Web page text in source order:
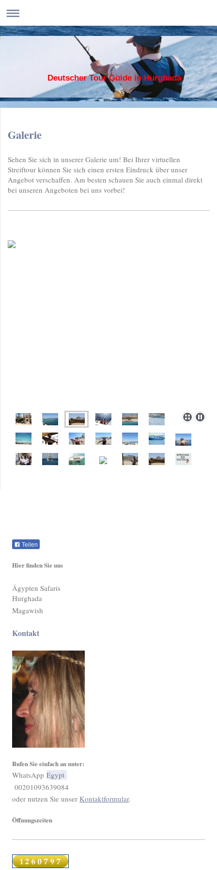
Deutscher Tour Guide in Hurghada
Galerie
Sehen Sie sich in unserer Galerie um! Bei Ihrer virtuellen
Streiftour können Sie sich einen ersten Eindruck über unser
Angebot verschaffen. Am besten schauen Sie auch einmal direkt
bei unseren Angeboten bei uns vorbei!
Teilen
Hier finden Sie uns
Ägypten Safaris
Hurghada
Magawish
Kontakt
Rufen Sie einfach an unter:
WhatsApp Egypt
00201093639084
oder nutzen Sie unser Kontaktformular.
Öffnungszeiten